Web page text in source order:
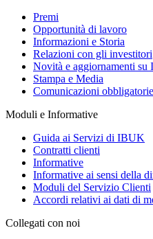
Premi
Opportunità di lavoro
Informazioni e Storia
Relazioni con gli investitori
Novità e aggiornamenti su
Stampa e Media
Comunicazioni obbligatorie
Moduli e Informative
Guida ai Servizi di IBUK
Contratti clienti
Informative
Informative ai sensi della
Moduli del Servizio Clienti
Accordi relativi ai dati di
Collegati con noi